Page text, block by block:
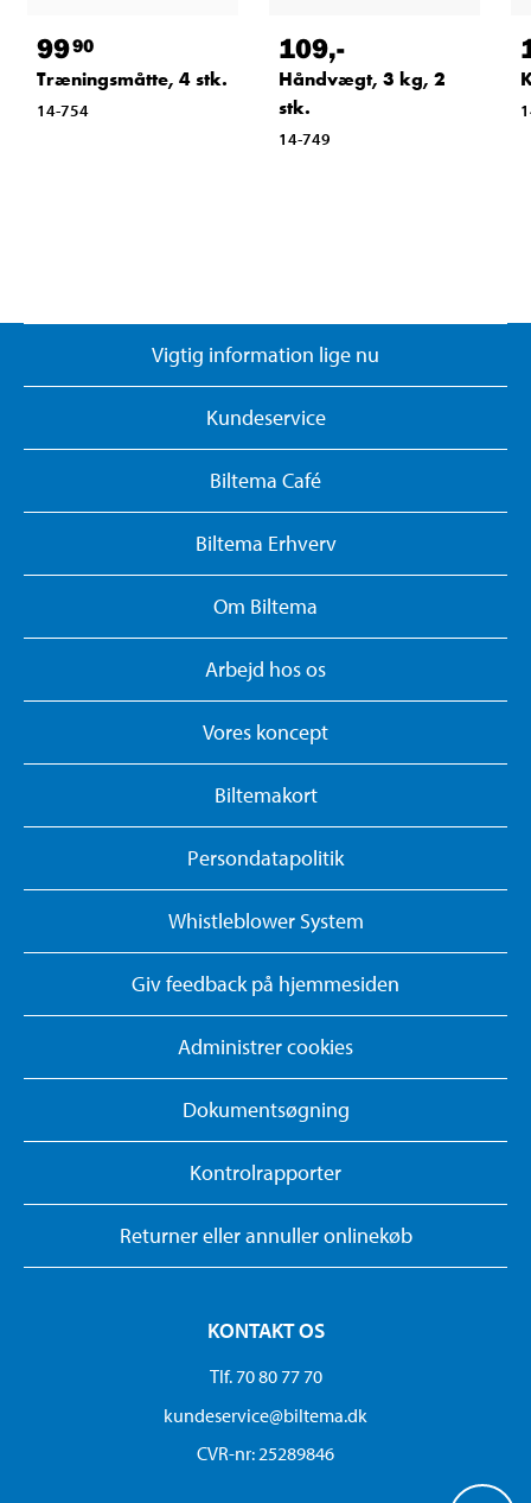
9990
Træningsmåtte, 4 stk.
14-754
109,-
Håndvægt, 3 kg, 2
stk.
14-749
Vigtig information lige nu
Kundeservice
Biltema Café
Biltema Erhverv
Om Biltema
Arbejd hos os
Vores koncept
Biltemakort
Persondatapolitik
Whistleblower System
Giv feedback på hjemmesiden
Administrer cookies
Dokumentsøgning
Kontrolrapporter
Returner eller annuller onlinekøb
KONTAKT OS
Tlf. 70 80 77 70
kundeservice@biltema.dk
CVR-nr: 25289846